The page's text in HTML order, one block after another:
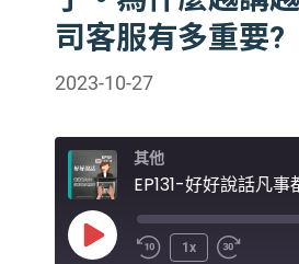
司客服有多重要?
2023-10-27
其他
Play
1x